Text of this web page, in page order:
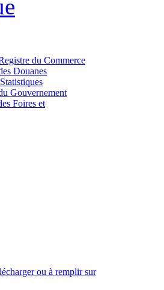
du Commerce
Douanes
Gouvernement
Foires et
ou à remplir sur